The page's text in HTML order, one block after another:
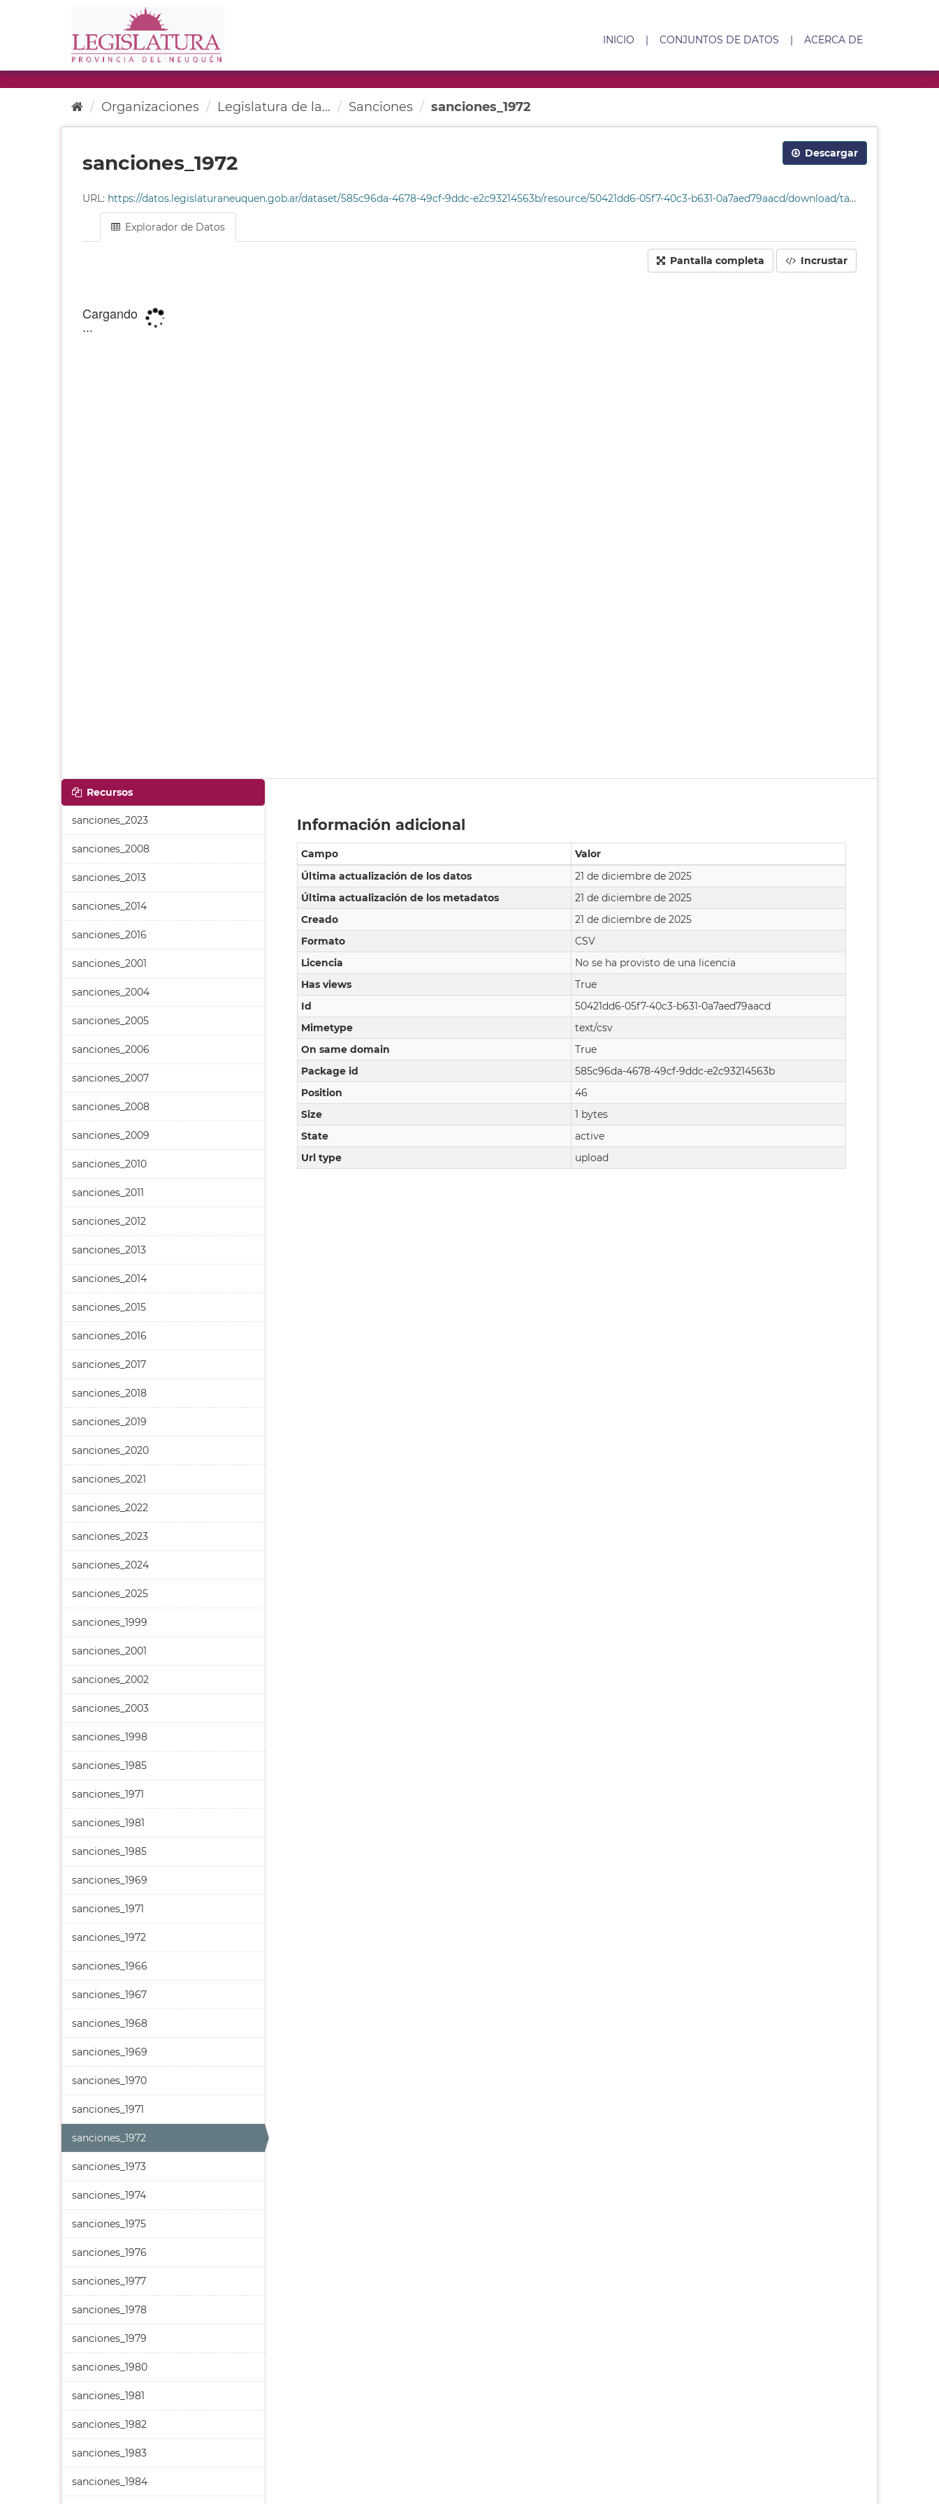
INICIO | CONJUNTOS DE DATOS | ACERCA DE
Organizaciones Legislatura de la... Sanciones sanciones_1972
Descargar
sanciones_1972
URL: https://datos.legislaturaneuquen.gob.ar/dataset/585c96da-4678-49cf-9ddc-e2c93214563b/resource/50421dd6-05f7-40c3-b631-0a7aed79aacd/download/tabla_sanciones_1972.csv
Explorador de Datos
Pantalla completa Incrustar
Recursos
sanciones_2023
sanciones_2008
sanciones_2013
sanciones_2014
sanciones_2016
sanciones_2001
sanciones_2004
sanciones_2005
sanciones_2006
sanciones_2007
sanciones_2008
sanciones_2009
sanciones_2010
sanciones_2011
sanciones_2012
sanciones_2013
sanciones_2014
sanciones_2015
sanciones_2016
sanciones_2017
sanciones_2018
sanciones_2019
sanciones_2020
sanciones_2021
sanciones_2022
sanciones_2023
sanciones_2024
sanciones_2025
sanciones_1999
sanciones_2001
sanciones_2002
sanciones_2003
sanciones_1998
sanciones_1985
sanciones_1971
sanciones_1981
sanciones_1985
sanciones_1969
sanciones_1971
sanciones_1972
sanciones_1966
sanciones_1967
sanciones_1968
sanciones_1969
sanciones_1970
sanciones_1971
sanciones_1972
sanciones_1973
sanciones_1974
sanciones_1975
sanciones_1976
sanciones_1977
sanciones_1978
sanciones_1979
sanciones_1980
sanciones_1981
sanciones_1982
sanciones_1983
sanciones_1984
Información adicional
Campo
Valor
Última actualización de los datos
21 de diciembre de 2025
Última actualización de los metadatos
21 de diciembre de 2025
Creado
21 de diciembre de 2025
Formato
CSV
Licencia
No se ha provisto de una licencia
Has views
True
Id
50421dd6-05f7-40c3-b631-0a7aed79aacd
Mimetype
text/csv
On same domain
True
Package id
585c96da-4678-49cf-9ddc-e2c93214563b
Position
46
Size
1 bytes
State
active
Url type
upload